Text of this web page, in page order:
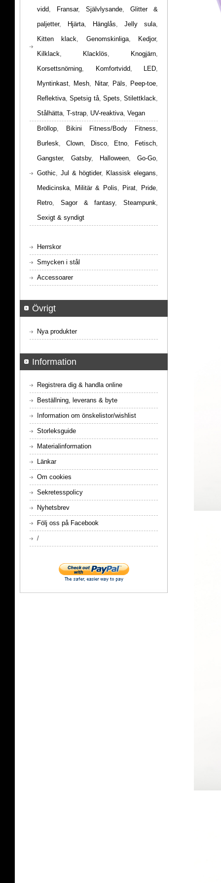
vidd, Fransar, Självlysande, Glitter &
paljetter, Hjärta, Hänglås, Jelly sula,
Kitten klack, Genomskinliga, Kedjor,
Kilklack, Klacklös, Knogjärn,
Korsettsnörning, Komfortvidd, LED,
Myntinkast, Mesh, Nitar, Päls, Peep-toe,
Reflektiva,Spetsig tå, Spets, Stilettklack,
Stålhätta, T-strap, UV-reaktiva, Vegan
Bröllop, Bikini Fitness/Body Fitness,
Burlesk, Clown, Disco, Etno, Fetisch,
Gangster, Gatsby, Halloween, Go-Go,
Gothic, Jul & högtider, Klassisk elegans,
Medicinska, Militär & Polis, Pirat, Pride,
Retro, Sagor & fantasy, Steampunk,
Sexigt & syndigt
Herrskor
Smycken i stål
Accessoarer
Övrigt
Nya produkter
Information
Registrera dig & handla online
Beställning, leverans & byte
Information om önskelistor/wishlist
Storleksguide
Materialinformation
Länkar
Om cookies
Sekretesspolicy
Nyhetsbrev
Följ oss på Facebook
/